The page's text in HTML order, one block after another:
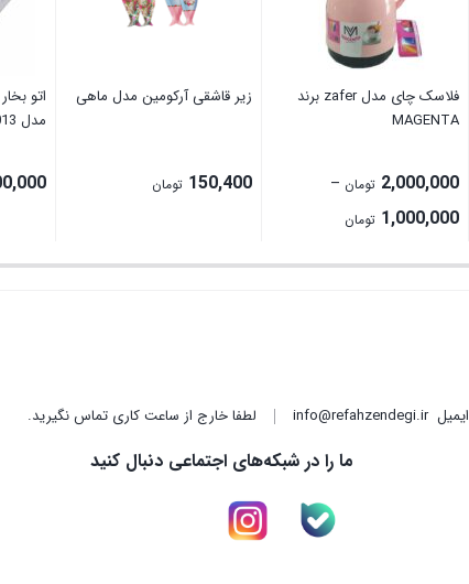
فلاسک چای مدل zafer برند
MAGENTA
2,000,000 تومان –
1,000,000 تومان
زیر قاشقی آرکومین مدل ماهی
150,400 تومان
اتو
مدل 4013
ایمیلinfo@refahzendegi.ir لطفا خارج از ساعت کاری تماس نگیرید.
ما را در شبکه‌های اجتماعی دنبال کنید